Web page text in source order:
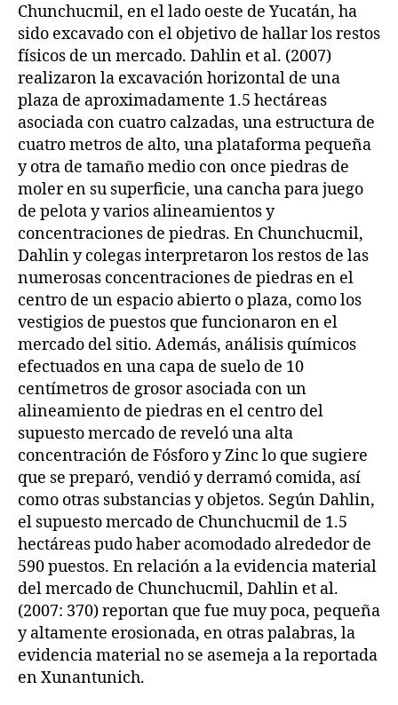
Chunchucmil, en el lado oeste de Yucatán, ha
sido excavado con el objetivo de hallar los restos
físicos de un mercado. Dahlin et al. (2007)
realizaron la excavación horizontal de una
plaza de aproximadamente 1.5 hectáreas
asociada con cuatro calzadas, una estructura de
cuatro metros de alto, una plataforma pequeña
y otra de tamaño medio con once piedras de
moler en su superficie, una cancha para juego
de pelota y varios alineamientos y
concentraciones de piedras. En Chunchucmil,
Dahlin y colegas interpretaron los restos de las
numerosas concentraciones de piedras en el
centro de un espacio abierto o plaza, como los
vestigios de puestos que funcionaron en el
mercado del sitio. Además, análisis químicos
efectuados en una capa de suelo de 10
centímetros de grosor asociada con un
alineamiento de piedras en el centro del
supuesto mercado de reveló una alta
concentración de Fósforo y Zinc lo que sugiere
que se preparó, vendió y derramó comida, así
como otras substancias y objetos. Según Dahlin,
el supuesto mercado de Chunchucmil de 1.5
hectáreas pudo haber acomodado alrededor de
590 puestos. En relación a la evidencia material
del mercado de Chunchucmil, Dahlin et al.
(2007: 370) reportan que fue muy poca, pequeña
y altamente erosionada, en otras palabras, la
evidencia material no se asemeja a la reportada
en Xunantunich.